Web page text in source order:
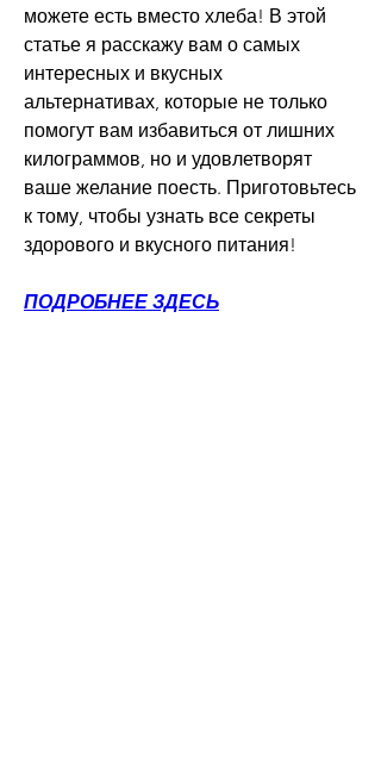
можете есть вместо хлеба! В этой
статье я расскажу вам о самых
интересных и вкусных
альтернативах, которые не только
помогут вам избавиться от лишних
килограммов, но и удовлетворят
ваше желание поесть. Приготовьтесь
к тому, чтобы узнать все секреты
здорового и вкусного питания!
ПОДРОБНЕЕ ЗДЕСЬ